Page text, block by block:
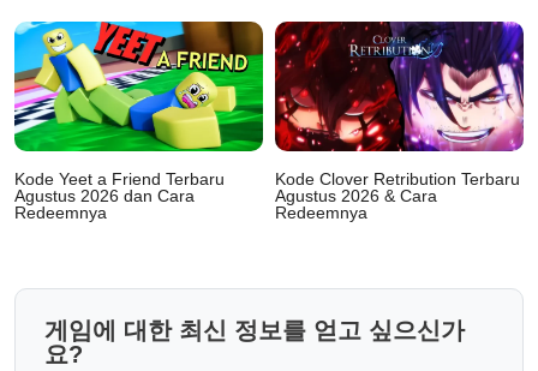
Kode Yeet a Friend Terbaru
Agustus 2026 dan Cara
Redeemnya
Kode Clover Retribution Terbaru
Agustus 2026 & Cara
Redeemnya
게임에 대한 최신 정보를 얻고 싶으신가
요?